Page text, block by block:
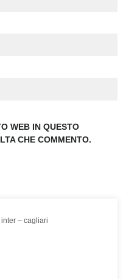
WEB IN QUESTO
CHE COMMENTO.
– cagliari